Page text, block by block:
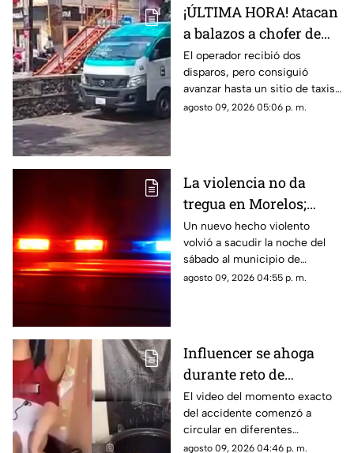
¡ÚLTIMA HORA! Atacan
a balazos a chofer de
Ruta 13 en Oaxtepec
El operador recibió dos
disparos, pero consiguió
avanzar hasta un sitio de taxis
donde solicitó ayuda.
agosto 09, 2026 05:06 p. m.
La violencia no da
tregua en Morelos;
ejecutan a un hombre
en Jiutepec
Un nuevo hecho violento
volvió a sacudir la noche del
sábado al municipio de
Jiutepec.
agosto 09, 2026 04:55 p. m.
Influencer se ahoga
durante reto de
transmisión en vivo;
esto se sabe del caso
(+VIDEO)
El video del momento exacto
del accidente comenzó a
circular en diferentes
plataformas digitales.
agosto 09, 2026 04:46 p. m.